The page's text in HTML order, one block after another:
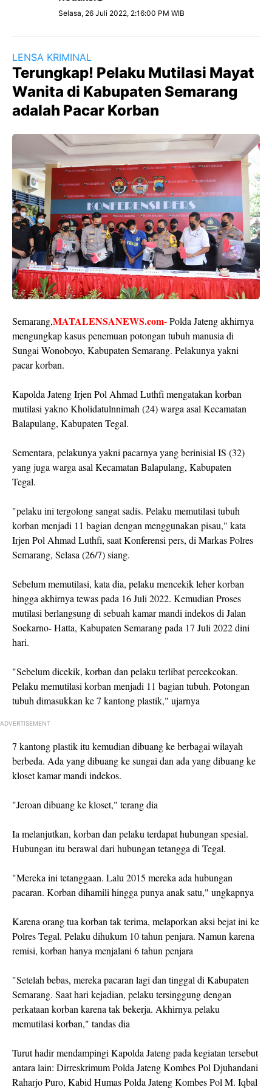
Selasa, 26 Juli 2022, 2:16:00 PM WIB
LENSA KRIMINAL
Terungkap! Pelaku Mutilasi Mayat
Wanita di Kabupaten Semarang
adalah Pacar Korban
Semarang,MATALENSANEWS.com-Polda Jateng akhirnya
mengungkap kasus penemuan potongan tubuh manusia di
Sungai Wonoboyo, Kabupaten Semarang. Pelakunya yakni
pacar korban.
Kapolda Jateng Irjen Pol Ahmad Luthfi mengatakan korban
mutilasi yakno Kholidatulnnimah (24) warga asal Kecamatan
Balapulang, Kabupaten Tegal.
Sementara, pelakunya yakni pacarnya yang berinisial IS (32)
yang juga warga asal Kecamatan Balapulang, Kabupaten
Tegal.
"pelaku ini tergolong sangat sadis. Pelaku memutilasi tubuh
korban menjadi 11 bagian dengan menggunakan pisau," kata
Irjen Pol Ahmad Luthfi, saat Konferensi pers, di Markas Polres
Semarang, Selasa (26/7) siang.
Sebelum memutilasi, kata dia, pelaku mencekik leher korban
hingga akhirnya tewas pada 16 Juli 2022. Kemudian Proses
mutilasi berlangsung di sebuah kamar mandi indekos di Jalan
Soekarno- Hatta, Kabupaten Semarang pada 17 Juli 2022 dini
hari.
"Sebelum dicekik, korban dan pelaku terlibat percekcokan.
Pelaku memutilasi korban menjadi 11 bagian tubuh. Potongan
tubuh dimasukkan ke 7 kantong plastik," ujarnya
ADVERTISEMENT
7 kantong plastik itu kemudian dibuang ke berbagai wilayah
berbeda. Ada yang dibuang ke sungai dan ada yang dibuang ke
kloset kamar mandi indekos.
"Jeroan dibuang ke kloset," terang dia
Ia melanjutkan, korban dan pelaku terdapat hubungan spesial.
Hubungan itu berawal dari hubungan tetangga di Tegal.
"Mereka ini tetanggaan. Lalu 2015 mereka ada hubungan
pacaran. Korban dihamili hingga punya anak satu," ungkapnya
Karena orang tua korban tak terima, melaporkan aksi bejat ini ke
Polres Tegal. Pelaku dihukum 10 tahun penjara. Namun karena
remisi, korban hanya menjalani 6 tahun penjara
"Setelah bebas, mereka pacaran lagi dan tinggal di Kabupaten
Semarang. Saat hari kejadian, pelaku tersinggung dengan
perkataan korban karena tak bekerja. Akhirnya pelaku
memutilasi korban," tandas dia
Turut hadir mendampingi Kapolda Jateng pada kegiatan tersebut
antara lain: Dirreskrimum Polda Jateng Kombes Pol Djuhandani
Raharjo Puro, Kabid Humas Polda Jateng Kombes Pol M. Iqbal